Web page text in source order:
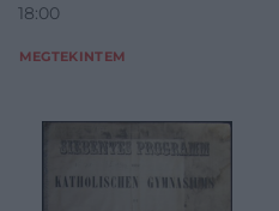
18:00
MEGTEKINTEM